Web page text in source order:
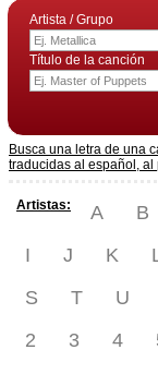
Artista / Grupo
Título de la canción
Busca una letra de una
traducidas al español, al
Artistas: A B
I
J K
S
T U
2
3 4